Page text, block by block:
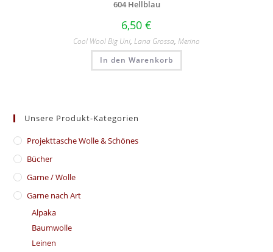
604 Hellblau
6,50 €
Cool Wool Big Uni, Lana Grossa, Merino
In den Warenkorb
Unsere Produkt-Kategorien
​Projekttasche Wolle & Schönes
Bücher
Garne / Wolle
Garne nach Art
Alpaka
Baumwolle
Leinen